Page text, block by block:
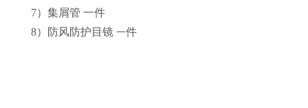
7）集屑管 一件
8） 防风防护目镜 一件